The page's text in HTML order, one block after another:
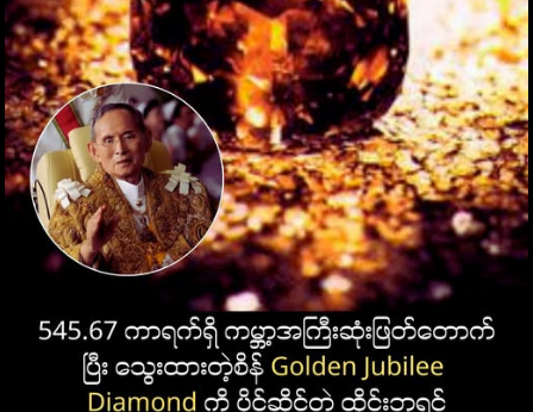
ားတဲ့စိန်ဖြစ်လာခဲ့ပါတယ် အဲဒီနောက်မှာမှ ထိုင်းနိုင်ငံရဲ့ဘုရင်
န်းတက်ခြင်းနှစ် ၅၀ ပြည့် (ရွှေရတု) အထိမ်းအမှတ်အဖြစ်
Jubilee" လို့ အမည်ပေးခဲ့တာပါ
၉၉၇ ခုနှစ်မှာ ထိုင်းဘုရင် ဘူမိဘောလ် အဒူလျာဒတ် (Bhumibol
ရဲ့ နန်းတက်ခြင်း ရွှေရတုနှစ်ပတ်လည်အခမ်းအနားမှာ
စိန်ကို ဘုရင်မင်းမြတ်ဆီကို ဆက်သခဲ့ပါတယ် ဒီစိန်ရဲ့ ရွှေညိုရောင်
ဆင်းက ထိုင်းနိုင်ငံရဲ့ မြေ ၊ ဂုဏ်သိက္ခာနဲ့ ဘုရင်မင်းမြတ်ရဲ့ စွမ်းအ
ကိုယ်စားပြုတယ်လို့လည်းယူဆကြပါတယ်
စိန်ဟာ အစပိုင်းမှာ အမေရိကန်ဒေါ်လာ ၄ သန်း ကနေ ၁၂ သန်းကြား
န်ဖိုးရှိမယ်လို့ ခန့်မှန်းခဲ့ကြပါတယ် လက်ရှိမှာတော့ ဒီစိန်ကို ထိုင်း
င်ငံရဲ့ တော်ဝင်ရတနာပြတိုက် (Royal Thai Golden Jubilee
မှာ ပြသထားပါတယ်
#ဗဟုသုတ #facts#whatthefacts